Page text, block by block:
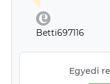
Betti697116
Egyedi